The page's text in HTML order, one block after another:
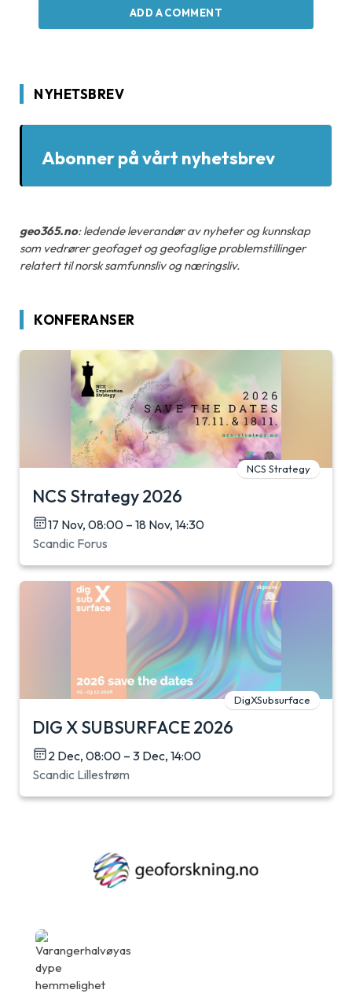
ADD A COMMENT
NYHETSBREV
Abonner på vårt nyhetsbrev
geo365.no: ledende leverandør av nyheter og kunnskap
som vedrører geofaget og geofaglige problemstillinger
relatert til norsk samfunnsliv og næringsliv.
KONFERANSER
NCS Strategy
NCS Strategy 2026
17 Nov, 08:00 – 18 Nov, 14:30
Scandic Forus
DigXSubsurface
DIG X SUBSURFACE 2026
2 Dec, 08:00 – 3 Dec, 14:00
Scandic Lillestrøm